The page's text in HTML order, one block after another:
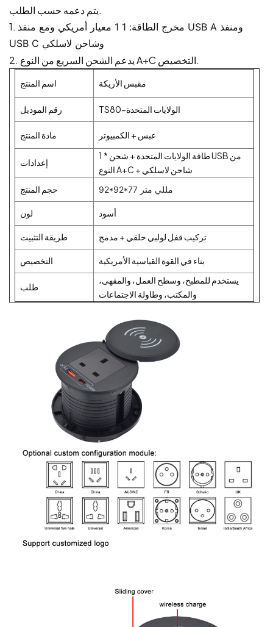
يتم دعمه حسب الطلب.
1.
مخرج الطاقة: 1
1 معيار أمريكي ومع منفذ USB A ومنفذ
USB C وشاحن لاسلكي
2. يدعم الشحن السريع من النوع A+C التخصيص.
اسم المنتج مقبس الأريكة
رقم الموديل TS80-الولايات المتحدة
مادة المنتج عبس + الكمبيوتر
إعدادات
1 * طاقة الولايات المتحدة + شحن USB من
النوع A+C + شاحن لاسلكي
حجم المنتج
92*92*77 مللي متر
لون أسود
طريقة التثبيت تركيب قفل لولبي حلقي + مدمج
التخصيص بناء في القوة القياسية الأمريكية
طلب
يستخدم للمطبخ، وسطح العمل، والمقهى،
والمكتب، وطاولة الاجتماعات